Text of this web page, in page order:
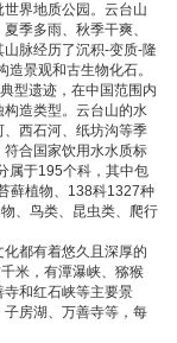
界地质公园。云台山
季多雨、秋季干爽、
脉经历了沉积-变质-隆
景观和古生物化石。
型遗迹，在中国范围内
造类型。云台山的水
西石河、纸坊沟等季
合国家饮用水水质标
属于195个科，其中包
藓植物、138科1327种
、鸟类、昆虫类、爬行
都有着悠久且深厚的
米，有潭瀑峡、猕猴
和红石峡等主要景
房湖、万善寺等，每